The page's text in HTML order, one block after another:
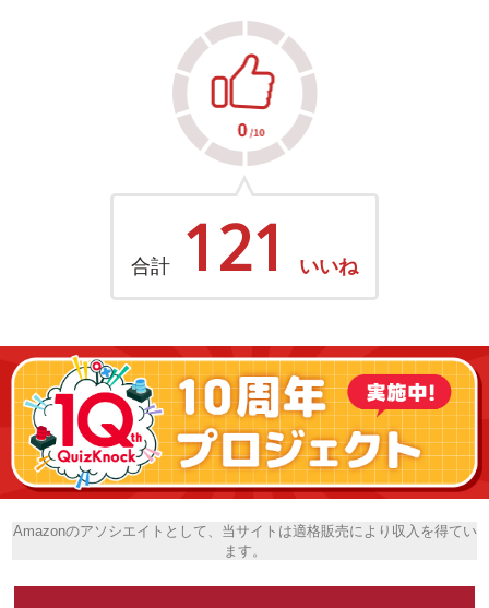
合計 121 いいね
Amazonのアソシエイトとして、当サイトは適格販売により収入を得てい
ます。